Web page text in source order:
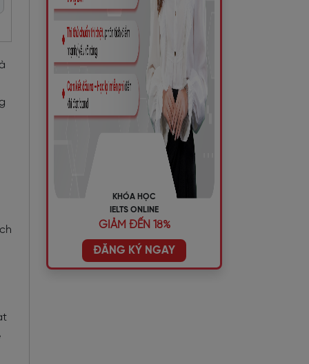
KHÓA HỌC
IELTS ONLINE
GIẢM ĐẾN 18%
ĐĂNG KÝ NGAY